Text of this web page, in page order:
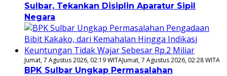
Sulbar, Tekankan Disiplin Aparatur Sipil
Negara
Jumat, 7 Agustus 2026, 02:19 WITAJumat, 7 Agustus 2026, 02:28 WITA
BPK Sulbar Ungkap Permasalahan